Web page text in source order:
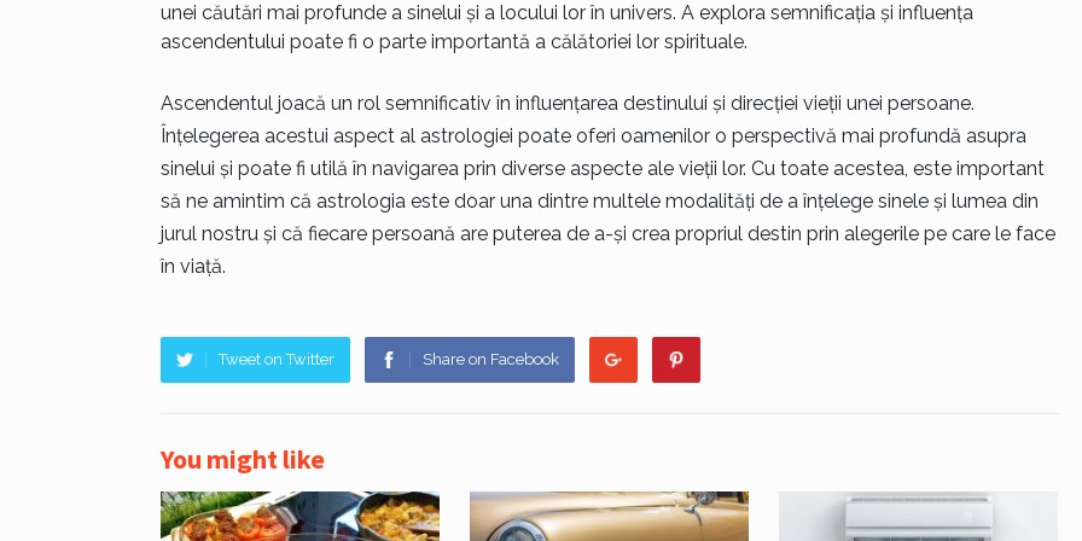
unei căutări mai profunde a sinelui și a locului lor în univers. A explora semnificația și influența
ascendentului poate fi o parte importantă a călătoriei lor spirituale.
Ascendentul joacă un rol semnificativ în influențarea destinului și direcției vieții unei persoane.
Înțelegerea acestui aspect al astrologiei poate oferi oamenilor o perspectivă mai profundă asupra
sinelui și poate fi utilă în navigarea prin diverse aspecte ale vieții lor. Cu toate acestea, este important
să ne amintim că astrologia este doar una dintre multele modalități de a înțelege sinele și lumea din
jurul nostru și că fiecare persoană are puterea de a-și crea propriul destin prin alegerile pe care le face
în viață.
Tweet on Twitter Share on Facebook
You might like